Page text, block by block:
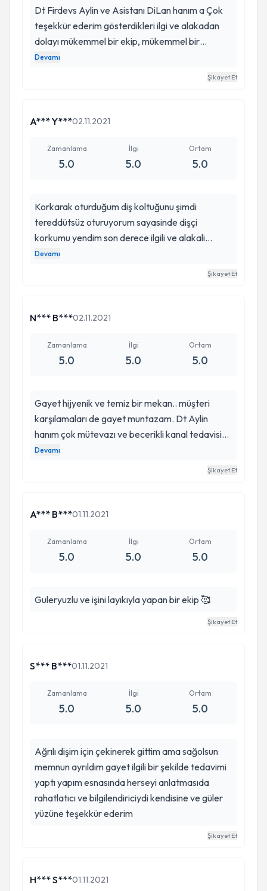
Dt Firdevs Aylin ve Asistanı DiLan hanım a Çok
teşekkür ederim gösterdikleri ilgi ve alakadan
dolayı mükemmel bir ekip, mükemmel bir
yeteneğe sahipler en iyi hizmet, en güvenilir
Devamı
Şikayet Et
A*** Y***02.11.2021
Zamanlama
5.0
İlgi
5.0
Ortam
5.0
Korkarak oturduğum diş koltuğunu şimdi
tereddütsüz oturuyorum sayasinde dişçi
korkumu yendim son derece ilgili ve alakali
doktor her şeyin en iyisini düşünen ve ailemizin
Devamı
Şikayet Et
N*** B***02.11.2021
Zamanlama
5.0
İlgi
5.0
Ortam
5.0
Gayet hijyenik ve temiz bir mekan.. müşteri
karşılamaları de gayet muntazam. Dt Aylin
hanım çok mütevazı ve becerikli kanal tedavisi
bile uyuyarak geçirirsiniz. Hem Aylin hanım a hem
Devamı
Şikayet Et
A*** B***01.11.2021
Zamanlama
5.0
İlgi
5.0
Ortam
5.0
Guleryuzlu ve işini layıkıyla yapan bir ekip 🥰
Şikayet Et
S*** B***01.11.2021
Zamanlama
5.0
İlgi
5.0
Ortam
5.0
Ağrılı dişim için çekinerek gittim ama sağolsun
memnun ayrıldım gayet ilgili bir şekilde tedavimi
yaptı yapım esnasında herseyi anlatmasıda
rahatlatıcı ve bilgilendiriciydi kendisine ve güler
yüzüne teşekkür ederim
Şikayet Et
H*** S***01.11.2021